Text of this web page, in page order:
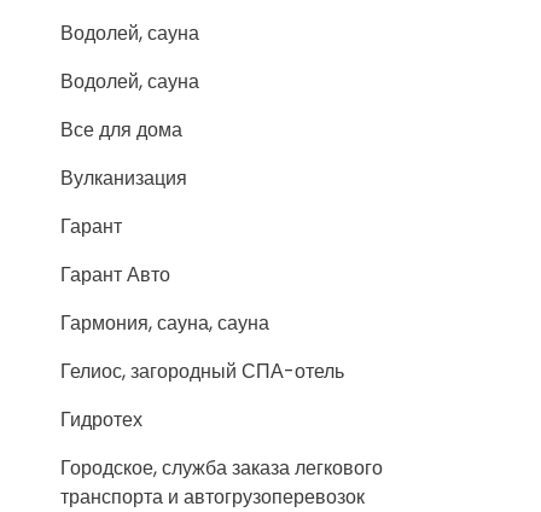
Водолей, сауна
Водолей, сауна
Все для дома
Вулканизация
Гарант
Гарант Авто
Гармония, сауна, сауна
Гелиос, загородный СПА-отель
Гидротех
Городское, служба заказа легкового
транспорта и автогрузоперевозок